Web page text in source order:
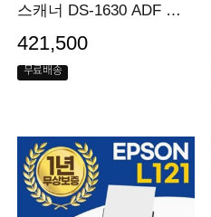
스캐너 DS-1630 ADF 지
421,500
무료배송